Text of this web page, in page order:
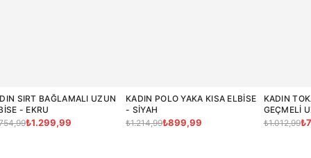
SIRT BAĞLAMALI UZUN
- EKRU
₺1.299,99
KADIN POLO YAKA KISA ELBISE
- SIYAH
₺1.214,99₺899,99
KADIN
GEÇMELI
KAHVE
₺1.012,99